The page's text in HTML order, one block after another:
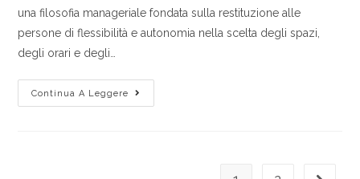
una filosofia manageriale fondata sulla restituzione alle
persone di flessibilità e autonomia nella scelta degli spazi,
degli orari e degli…
Continua A Leggere